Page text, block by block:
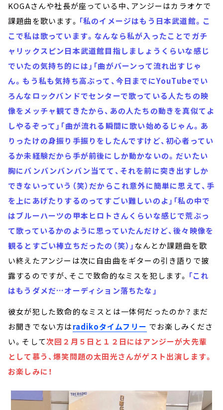
KOGAさんや社長が座っている中、アンジーはカラオケで
課題曲を歌います。 「私のイメージはもう日本武道館。こ
こで私は歌っています。なんなら私が入ったことでガチ
ャリックスピン日本武道館目指しましょうくらいな感じ
でいたの気持ち的には」「曲がバーンって流れ出すじゃ
ん。もう私も気持ち高ぶって、今日までにYouTubeでい
ろんなロックバンドでセンターで歌っている人たちの映
像をメッチャ観てきたから、あの人たちの動きを真似てよ
しやるぞって」「曲が流れる瞬間に歌い始めるじゃん。あ
りったけの身振り手振りをしたんですけど、初心者ってい
るか未経験だから手が前後にしか動かないの。だいたい
胸にバンバンバンバン当てて、それを前に突き出すしか
できないっていう（笑）だからこれ意外に簡単に思えて、手
を上にあげたりするのってすごい難しいのよ」「私の中で
はブルーハーツの甲本ヒロトさんくらいな感じで荒ぶっ
て歌っているかのように思っていたんだけど、後々映像を
観るとすごい棒立ちだったの（笑）」 なんとか課題曲を歌
い終えたアンジーは次に自由曲をギターの引き語りで披
露するのですが、そこで致命的なミスを犯します。 「これ
はもうダメだ…オーディション落ちたな」
彼女が犯した致命的なミスとは一体何だったのか？まだ
お聞きでない方はradikoタイムフリー でお楽しみくださ
い。そして次回２月５日と１２日にはアンジーが大先輩
として慕う、爆笑問題の太田光さんがゲスト出演します。
お楽しみに！